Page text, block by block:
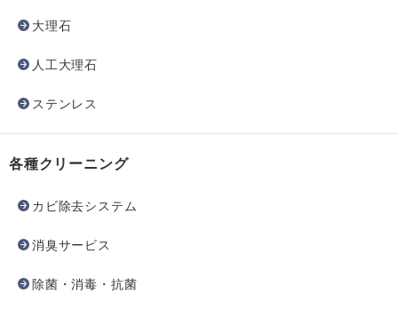
大理石
人工大理石
ステンレス
各種クリーニング
カビ除去システム
消臭サービス
除菌・消毒・抗菌